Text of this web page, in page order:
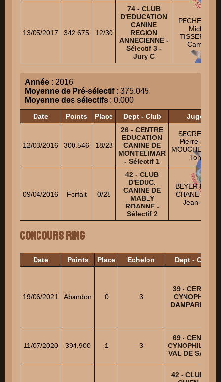
13/05/2017 342.675 12/30
74 - CLUB
D'EDUCATION
CANINE
REGION
ANNECIENNE -
Sélectif 3 -
Jury C
PECHEREAU
Michel
TISSERAND
Camille
Année : 2016
Moyenne de Pré-sélectif: 375.045
Moyenne des sélectifs : 0.000
Date Points Place Dept - Club Juges
12/03/2016 300.546 18/28
26 - CENTRE
EDUCATION
CANINE DE
MONTELIMAR
- Sélectif 1
SECRETAIN
Pierre-Yves
Tony
09/04/2016 Forfait 0/28
42 - CLUB
D'EDUC.
CANINE DE
MABLY
ROANNE -
Sélectif 2
BEYER Michel
CHANE KANE
Jean-Luc
Concours Ring
Date Points Place Echelon Dept - Club
19/06/2021 Abandon 0 3
39 - CERCLE
CYNOPHILE
DAMPARISIEN
11/07/2020 394.900 1 3
69 - CENTRE
CYNOPHILE DU
VAL DE SAONE
42 - CLUB DU